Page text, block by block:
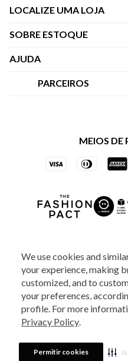
We use cookies and
your experience, making
customized, and to
your preferences,
profile. For more
Privacy Policy.
Permitir cookies
LOCALIZE UMA LOJA
SOBRE ESTOQUE
Quem Somos
AJUDA
Central de Atendimento
Trocas e Devoluções
PARCEIROS
Vai de Visa
Azul Fidelidade
MEIOS DE
2025 - Veste S.A Estilo. Todos os
se no direito de corrigir ou alterar
880 5520.Horário de Atendimento:
Sábados das 8h às 14h, exceto